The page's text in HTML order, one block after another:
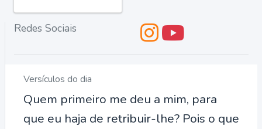
Redes Sociais
Versículos do dia
Quem primeiro me deu a mim, para
que eu haja de retribuir-lhe? Pois o que